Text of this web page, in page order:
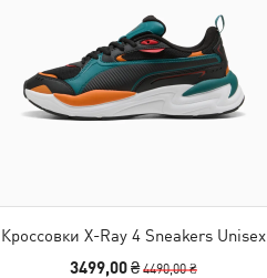
Кроссовки X-Ray 4 Sneakers Unisex
3499,00 ₴4490,00 ₴